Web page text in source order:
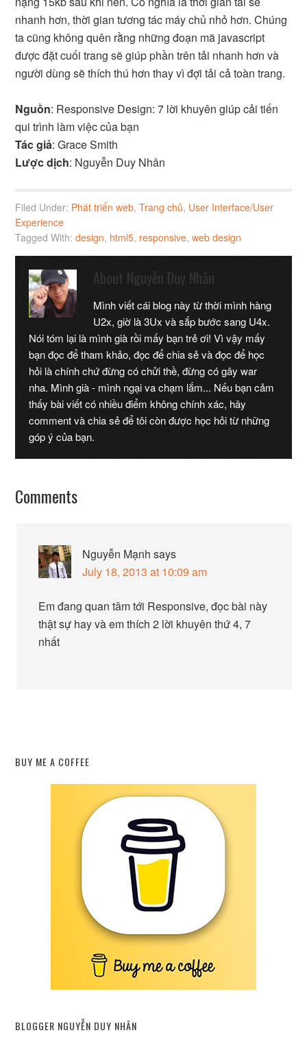
nhanh hơn, thời gian tương tác máy chủ nhỏ hơn. Chúng
ta cũng không quên rằng những đoạn mã javascript
được đặt cuối trang sẽ giúp phần trên tải nhanh hơn và
người dùng sẽ thích thú hơn thay vì đợi tải cả toàn trang.
Nguồn: Responsive Design: 7 lời khuyên giúp cải tiến
qui trình làm việc của bạn
Tác giả: Grace Smith
Lược dịch: Nguyễn Duy Nhân
Filed Under: Phát triển web,Trang chủ, User Interface/User
Experience
Tagged With:design, html5, responsive,web design
About Nguyễn Duy Nhân
Mình viết cái blog này từ thời mình hàng
U2x, giờ là 3Ux và sắp bước sang U4x.
Nói tóm lại là mình già rồi mấy bạn trẻ ơi! Vì vậy mấy
bạn đọc để tham khảo, đọc để chia sẻ và đọc để học
hỏi là chính chứ đừng có chửi thề, đừng có gây war
nha. Mình già - mình ngại va chạm lắm... Nếu bạn cảm
thấy bài viết có nhiều điểm không chính xác, hãy
comment và chia sẻ để tôi còn được học hỏi từ những
góp ý của bạn.
Comments
Nguyễn Mạnh says
July 18, 2013 at 10:09 am
Em đang quan tâm tới Responsive, đọc bài này
thật sự hay và em thích 2 lời khuyên thứ 4, 7
nhất
BUY ME A COFFEE
BLOGGER NGUYỄN DUY NHÂN